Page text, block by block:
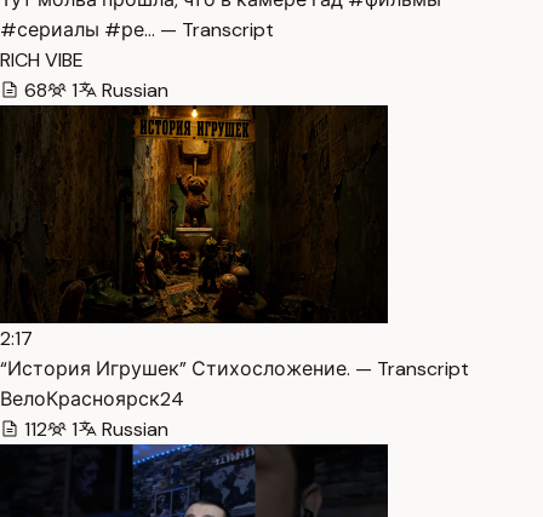
#сериалы #ре… — Transcript
RICH VIBE
68
1 Russian
2:17
“История Игрушек” Стихосложение. — Transcript
ВелоКрасноярск24
112
1 Russian